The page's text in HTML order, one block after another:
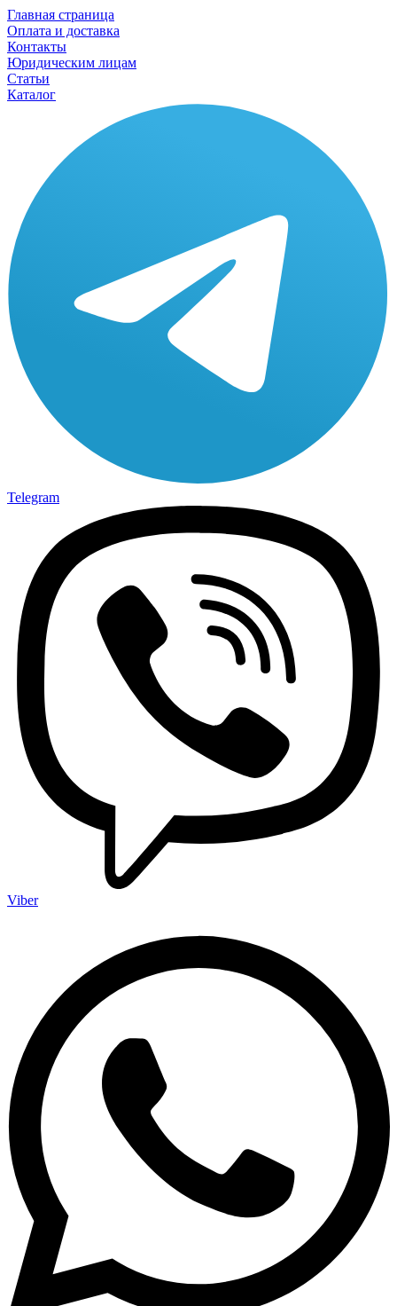
Главная страница
Оплата и доставка
Контакты
Юридическим лицам
Статьи
Каталог
Telegram
Viber